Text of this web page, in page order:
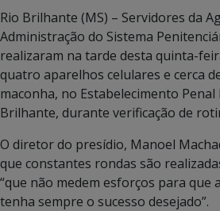
Rio Brilhante (MS) – Servidores da
Administração do Sistema
realizaram na tarde desta quinta-
quatro aparelhos celulares e cerca
maconha, no Estabelecimento Penal
Brilhante, durante verificação de
O diretor do presídio, Manoel
que constantes rondas são
“que não medem esforços para que
tenha sempre o sucesso desejado”.